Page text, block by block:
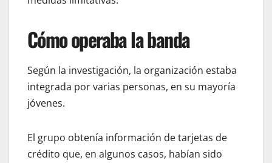
Cómo operaba la banda
Según la investigación, la organización estaba
integrada por varias personas, en su mayoría
jóvenes.
El grupo obtenía información de tarjetas de
crédito que, en algunos casos, habían sido